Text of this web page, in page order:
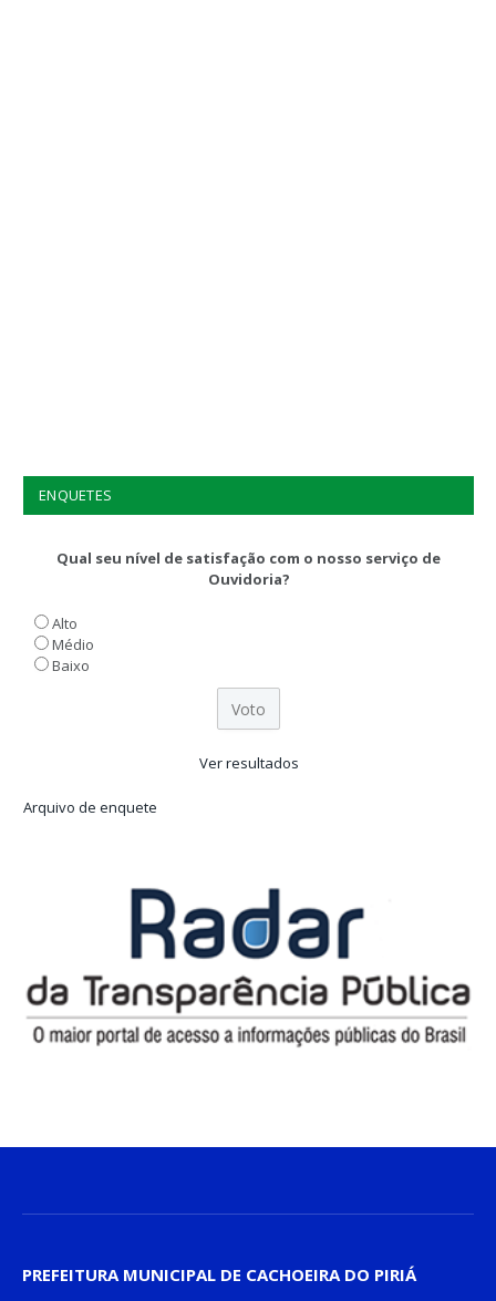
ENQUETES
Qual seu nível de satisfação com o nosso serviço de
Ouvidoria?
Alto
Médio
Baixo
Ver resultados
Arquivo de enquete
PREFEITURA MUNICIPAL DE CACHOEIRA DO PIRIÁ